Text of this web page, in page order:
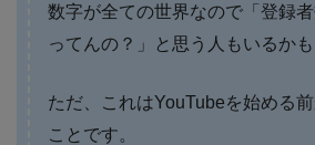
数字が全ての世界なので「登録
ってんの？」と思う人もいるかも
ただ、これはYouTubeを始める
ことです。